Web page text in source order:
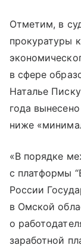
Отметим, в
прокуратуры
в сфере
Наталье
года
ниже
«В порядке
с платформы
России
в Омской
о
заработной